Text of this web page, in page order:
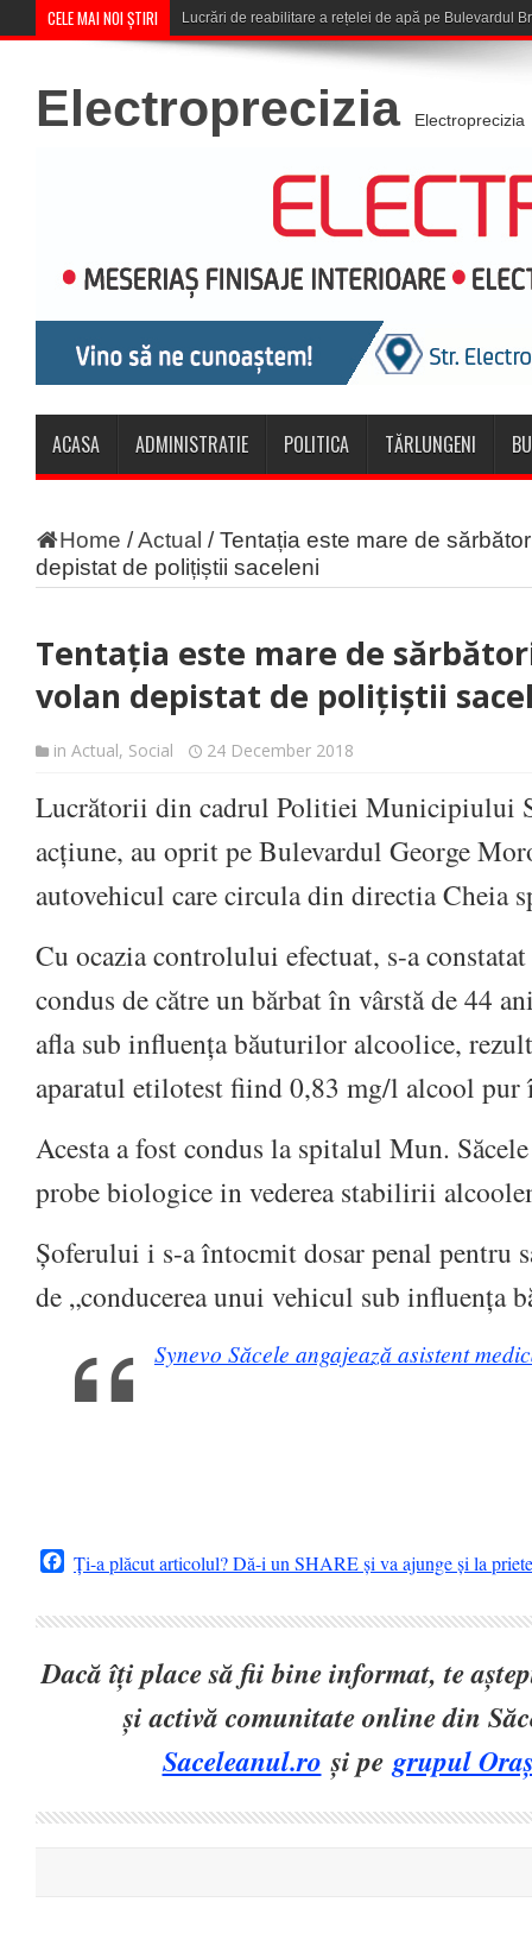
CELE MAI NOI ȘTIRI Corona Brașov se califică î
Electroprecizia Electroprecizia
ACASA ADMINISTRATIE POLITICA TĂRLUNGENI
Home /Actual /Tentația este mare de
depistat de polițiștii saceleni
Tentația este mare de
volan depistat de polițiștii
in Actual, Social 24 December 2018
Lucrătorii din cadrul Politiei Municipiului
acțiune, au oprit pe Bulevardul George
autovehicul care circula din directia Cheia
Cu ocazia controlului efectuat, s-a
condus de către un bărbat în vârstă de 44
afla sub influența băuturilor alcoolice,
aparatul etilotest fiind 0,83 mg/l alcool pur
Acesta a fost condus la spitalul Mun.
probe biologice in vederea stabilirii
Șoferului i s-a întocmit dosar penal pentru
de „conducerea unui vehicul sub influența
Synevo Săcele angajează asistent
Facebook
Ți-a plăcut articolul? Dă-i un SHARE și va ajunge și la
Dacă îți place să fii bine informat, te
și activă comunitate online din
Saceleanul.ro și pegrupul